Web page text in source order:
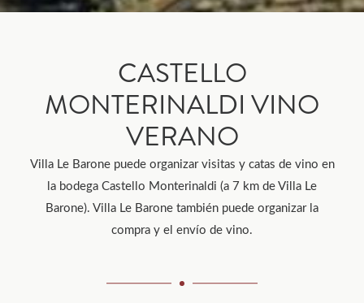
CASTELLO
MONTERINALDI VINO
VERANO
Villa Le Barone puede organizar visitas y catas de vino en
la bodega Castello Monterinaldi (a 7 km de Villa Le
Barone). Villa Le Barone también puede organizar la
compra y el envío de vino.